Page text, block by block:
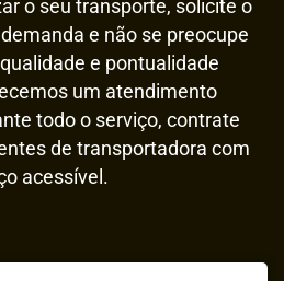
o seu transporte, solicite o
e não se preocupe
e pontualidade
um atendimento
todo o serviço, contrate
de transportadora com
acessível.